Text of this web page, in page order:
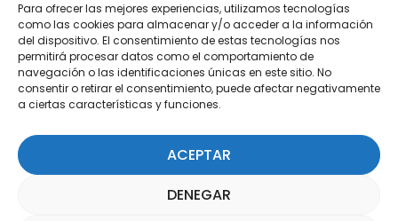
Para ofrecer las mejores experiencias, utilizamos tecnologías
como las cookies para almacenar y/o acceder a la información
del dispositivo. El consentimiento de estas tecnologías nos
permitirá procesar datos como el comportamiento de
navegación o las identificaciones únicas en este sitio. No
consentir o retirar el consentimiento, puede afectar negativamente
a ciertas características y funciones.
ACEPTAR
DENEGAR
29590 Campanillas, Málaga